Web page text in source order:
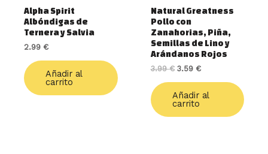
Alpha Spirit
Albóndigas de
Ternera y Salvia
2.99 €
Añadir al
carrito
Natural Greatness
Pollo con
Zanahorias, Piña,
Semillas de Lino y
Arándanos Rojos
3.99€ 3.59 €
Añadir al
carrito